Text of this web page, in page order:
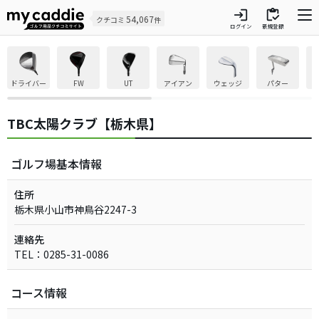
クチコミ 54,067件 login
ログイン
inventory
新規登録
ドライバー FW UT アイアン ウェッジ パター
TBC太陽クラブ【栃木県】
ゴルフ場基本情報
住所
栃木県小山市神鳥谷2247-3
連絡先
TEL：0285-31-0086
コース情報